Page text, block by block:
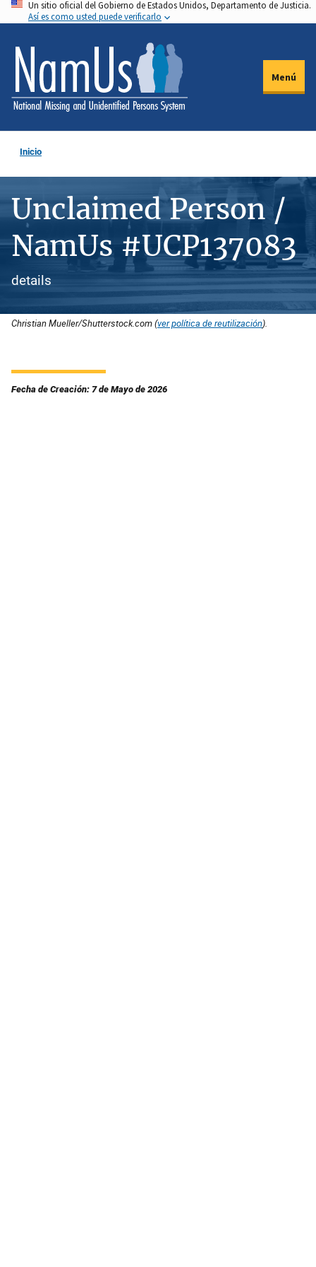
Pasar
al
contenido
principal
Un sitio oficial del Gobierno de Estados Unidos, Departamento de Justicia.
Así es como usted puede verificarlo
Menú
Inicio
Unclaimed Person /
NamUs #UCP137083
details
Christian Mueller/Shutterstock.com (ver política de reutilización).
Fecha de Creación: 7 de Mayo de 2026